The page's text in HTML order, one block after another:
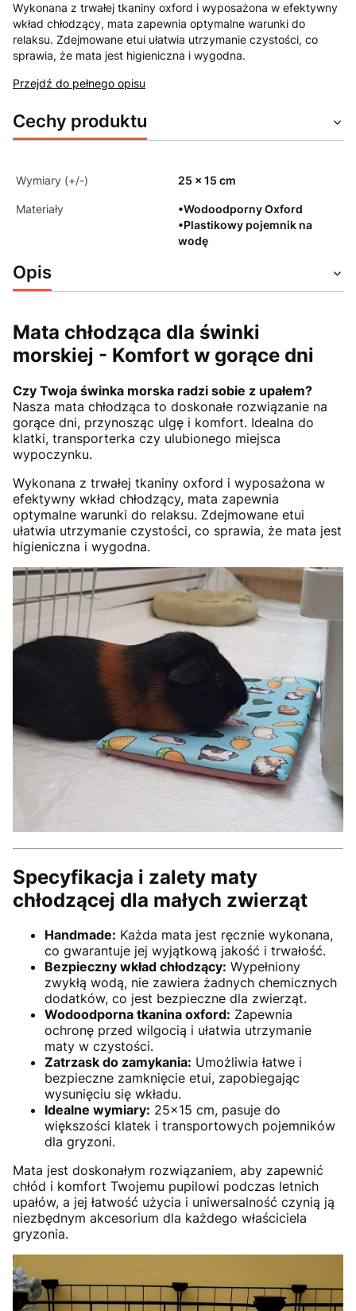
Wykonana z trwałej tkaniny oxford i wyposażona w efektywny
wkład chłodzący, mata zapewnia optymalne warunki do
relaksu. Zdejmowane etui ułatwia utrzymanie czystości, co
sprawia, że mata jest higieniczna i wygodna.
Przejdź do pełnego opisu
Cechy produktu
Wymiary (+/-) 25 x 15 cm
Materiały
•Wodoodporny Oxford
•Plastikowy pojemnik na
wodę
Opis
Mata chłodząca dla świnki
morskiej - Komfort w gorące dni
Czy Twoja świnka morska radzi sobie z upałem?
Nasza mata chłodząca to doskonałe rozwiązanie na
gorące dni, przynosząc ulgę i komfort. Idealna do
klatki, transporterka czy ulubionego miejsca
wypoczynku.
Wykonana z trwałej tkaniny oxford i wyposażona w
efektywny wkład chłodzący, mata zapewnia
optymalne warunki do relaksu. Zdejmowane etui
ułatwia utrzymanie czystości, co sprawia, że mata jest
higieniczna i wygodna.
Specyfikacja i zalety maty
chłodzącej dla małych zwierząt
Handmade: Każda mata jest ręcznie wykonana,
co gwarantuje jej wyjątkową jakość i trwałość.
Bezpieczny wkład chłodzący: Wypełniony
zwykłą wodą, nie zawiera żadnych chemicznych
dodatków, co jest bezpieczne dla zwierząt.
Wodoodporna tkanina oxford: Zapewnia
ochronę przed wilgocią i ułatwia utrzymanie
maty w czystości.
Zatrzask do zamykania: Umożliwia łatwe i
bezpieczne zamknięcie etui, zapobiegając
wysunięciu się wkładu.
Idealne wymiary: 25×15 cm, pasuje do
większości klatek i transportowych pojemników
dla gryzoni.
Mata jest doskonałym rozwiązaniem, aby zapewnić
chłód i komfort Twojemu pupilowi podczas letnich
upałów, a jej łatwość użycia i uniwersalność czynią ją
niezbędnym akcesorium dla każdego właściciela
gryzonia.